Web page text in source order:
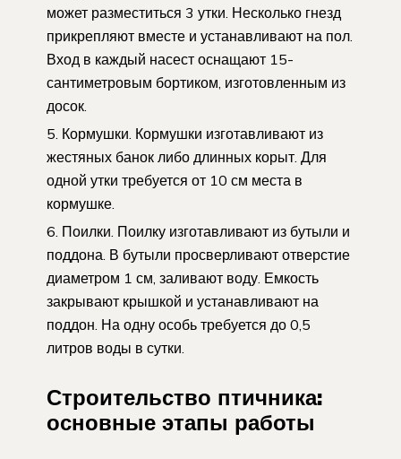
может разместиться 3 утки. Несколько гнезд
прикрепляют вместе и устанавливают на пол.
Вход в каждый насест оснащают 15-
сантиметровым бортиком, изготовленным из
досок.
Кормушки. Кормушки изготавливают из
жестяных банок либо длинных корыт. Для
одной утки требуется от 10 см места в
кормушке.
Поилки. Поилку изготавливают из бутыли и
поддона. В бутыли просверливают отверстие
диаметром 1 см, заливают воду. Емкость
закрывают крышкой и устанавливают на
поддон. На одну особь требуется до 0,5
литров воды в сутки.
Строительство птичника:
основные этапы работы